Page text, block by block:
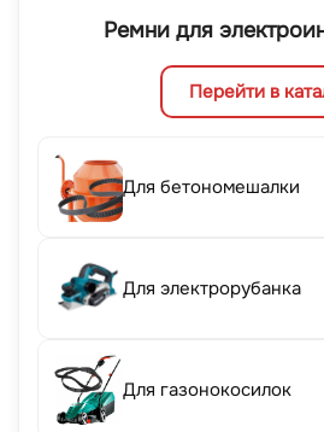
Ремни для
Перейти в
Для бетономешалки
Для электрорубанка
Для газонокосилок